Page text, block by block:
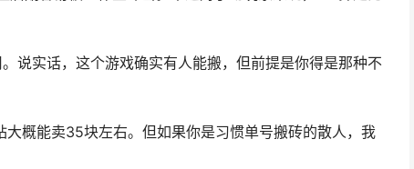
说实话，这个游戏确实有人能搬，但前提是你得是那种不
概能卖35块左右。但如果你是习惯单号搬砖的散人，我